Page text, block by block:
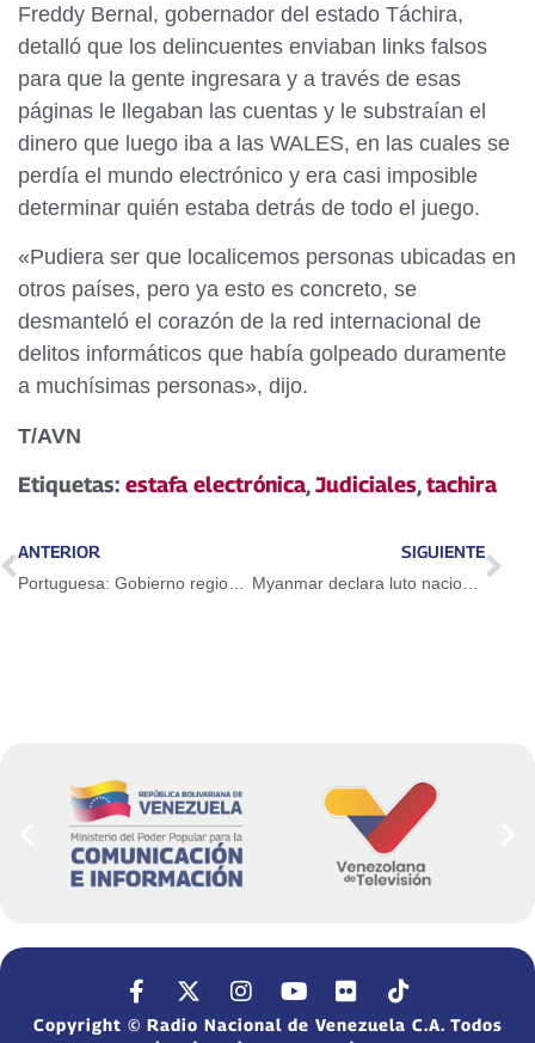
Freddy Bernal, gobernador del estado Táchira,
detalló que los delincuentes enviaban links falsos
para que la gente ingresara y a través de esas
páginas le llegaban las cuentas y le substraían el
dinero que luego iba a las WALES, en las cuales se
perdía el mundo electrónico y era casi imposible
determinar quién estaba detrás de todo el juego.
«Pudiera ser que localicemos personas ubicadas en
otros países, pero ya esto es concreto, se
desmanteló el corazón de la red internacional de
delitos informáticos que había golpeado duramente
a muchísimas personas», dijo.
T/AVN
Etiquetas: estafa electrónica,Judiciales,tachira
ANTERIOR SIGUIENTE
Myanmar declara luto nacional por más de dos mil fallecidos ante devastador terremoto
Copyright © Radio Nacional de Venezuela C.A. Todos